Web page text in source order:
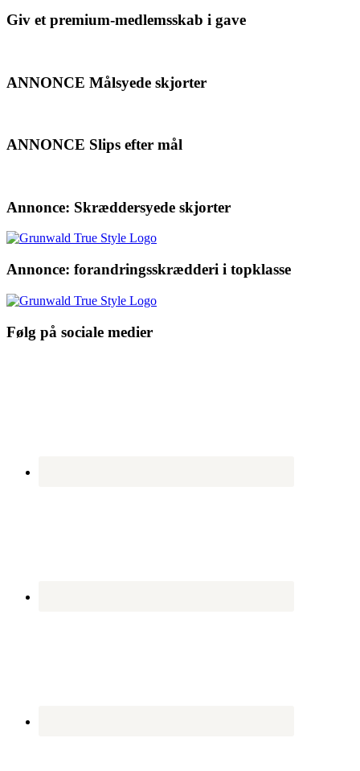
Giv et premium-medlemsskab i gave
ANNONCE Målsyede skjorter
ANNONCE Slips efter mål
Annonce: Skræddersyede skjorter
Annonce: forandringsskrædderi i topklasse
Følg på sociale medier